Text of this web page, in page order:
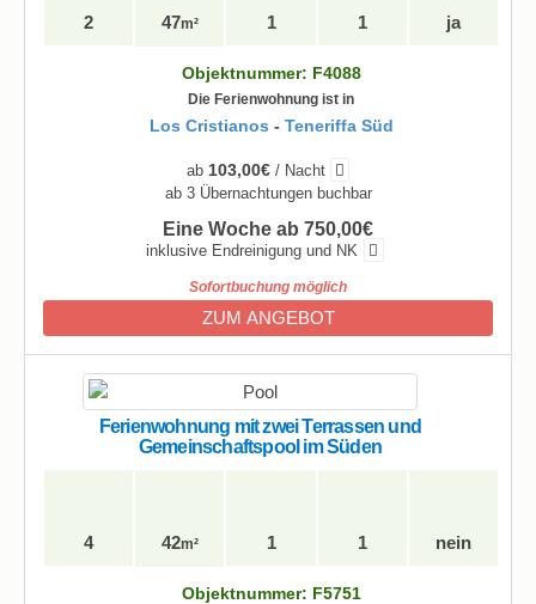
2 47m² 1 1 ja
Objektnummer: F4088
Die Ferienwohnung ist in
Los Cristianos - Teneriffa Süd
ab 103,00€/ Nacht
ab 3 Übernachtungen buchbar
Eine Woche ab 750,00€
inklusive Endreinigung und NK
Sofortbuchung möglich
ZUM ANGEBOT
Ferienwohnung mit zwei Terrassen und
Gemeinschaftspool im Süden
4 42m² 1 1 nein
Objektnummer: F5751